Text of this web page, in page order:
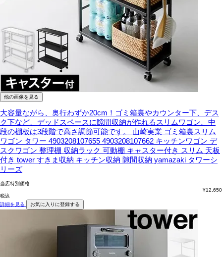
他の画像を見る
大容量ながら、奥行わずか20cm！ゴミ箱裏やカウンター下、デス
ク下など、デッドスペースに隙間収納が作れるスリムワゴン。中
段の棚板は3段階で高さ調節可能です。
山崎実業 ゴミ箱裏スリム
ワゴン タワー 4903208107655 4903208107662 キッチンワゴン デ
スクワゴン 整理棚 収納ラック 可動棚 キャスター付き スリム 天板
付き tower すきま収納 キッチン収納 隙間収納 yamazaki タワーシ
リーズ
当店特別価格
¥12,650
税込
詳細を見る
お気に入りに登録する